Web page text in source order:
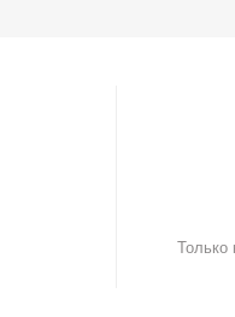
Только